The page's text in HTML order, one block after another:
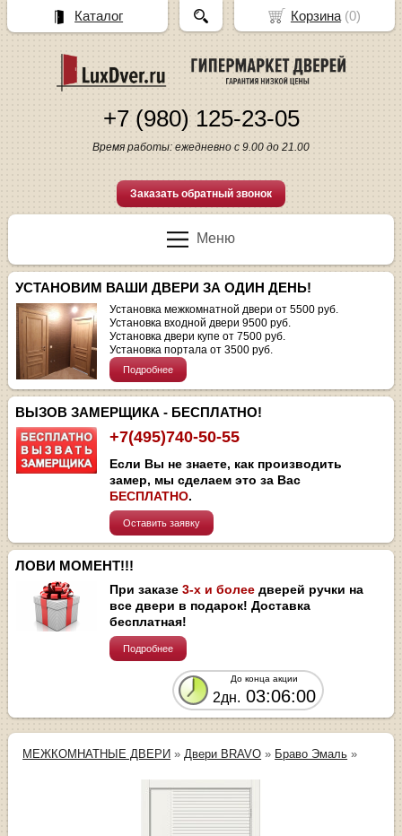
+7 (980) 125-23-05
Время работы: ежедневно с 9.00 до 21.00
Заказать обратный звонок
Меню
УСТАНОВИМ ВАШИ ДВЕРИ ЗА ОДИН ДЕНЬ!
Установка межкомнатной двери от 5500 руб.
Установка входной двери 9500 руб.
Установка двери купе от 7500 руб.
Установка портала от 3500 руб.
Подробнее
ВЫЗОВ ЗАМЕРЩИКА - БЕСПЛАТНО!
+7(495)740-50-55
Если Вы не знаете, как производить
замер, мы сделаем это за Вас
БЕСПЛАТНО.
Оставить заявку
ЛОВИ МОМЕНТ!!!
При заказе3-х и более дверей ручки на
все двери в подарок! Доставка
бесплатная!
Подробнее
До конца акции
2дн. 03:06:00
МЕЖКОМНАТНЫЕ ДВЕРИ » Двери BRAVO » Браво Эмаль »
Корзина(0)
Каталог